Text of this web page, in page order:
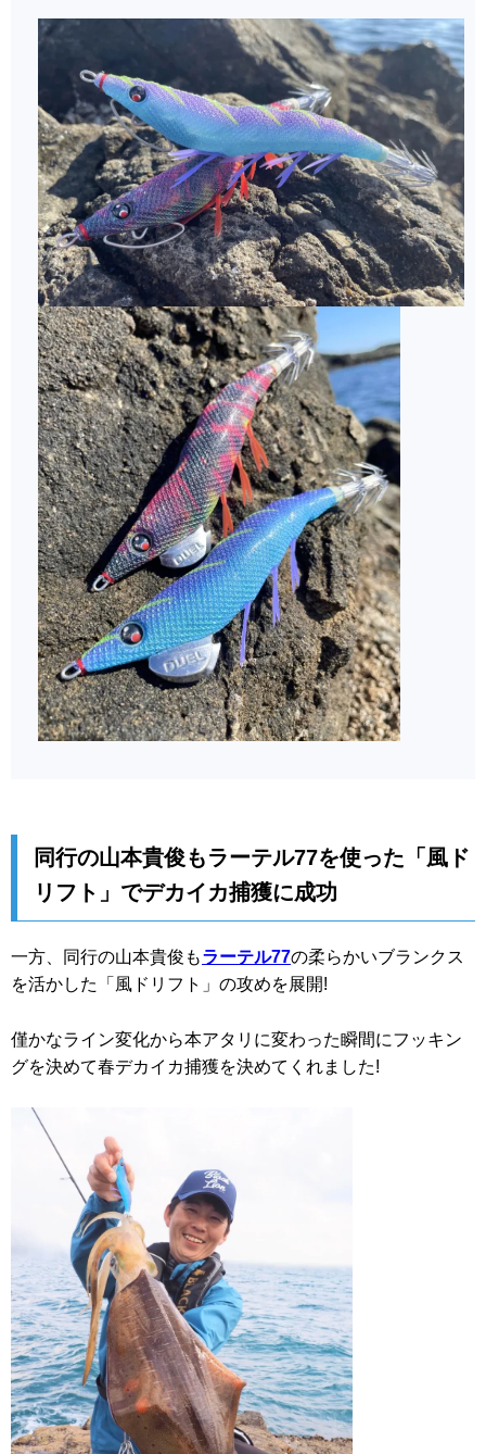
同行の山本貴俊もラーテル77を使った「風ド
リフト」でデカイカ捕獲に成功
一方、同行の山本貴俊もラーテル77の柔らかいブランクス
を活かした「風ドリフト」の攻めを展開!
僅かなライン変化から本アタリに変わった瞬間にフッキン
グを決めて春デカイカ捕獲を決めてくれました!